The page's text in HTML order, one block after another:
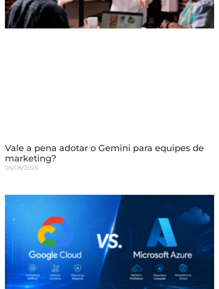
Vale a pena adotar o Gemini para equipes de
marketing?
06/08/2026